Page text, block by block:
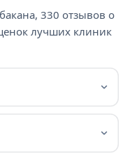
330 отзывов о
лучших клиник